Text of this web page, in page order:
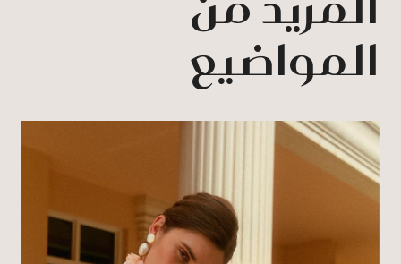
المواضيع